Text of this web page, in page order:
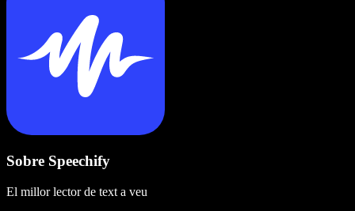
Sobre Speechify
El millor lector de text a veu